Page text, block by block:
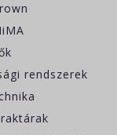
rendszerek